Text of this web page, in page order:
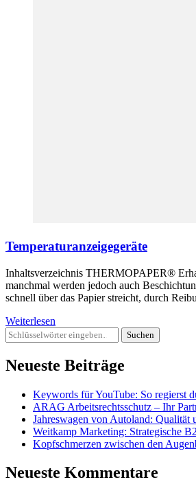
Temperaturanzeigegeräte
Inhaltsverzeichnis THERMOPAPER®
manchmal werden jedoch auch
schnell über das Papier streicht, durch
Weiterlesen
Suchst
du
nach
etwas?
Neueste Beiträge
Keywords für YouTube: So regierst
ARAG Arbeitsrechtsschutz – Ihr
Jahreswagen von Autoland: Qualität
Weitkamp Marketing: Strategische
Kopfschmerzen zwischen den
Neueste Kommentare